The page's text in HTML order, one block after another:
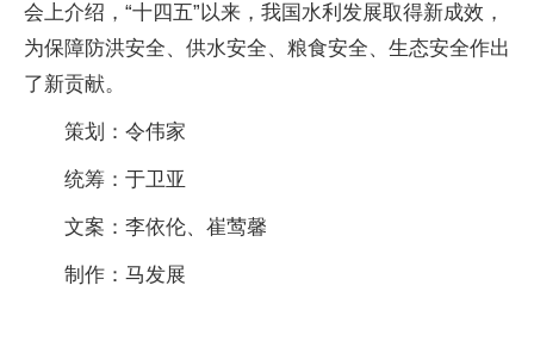
会上介绍，“十四五”以来，我国水利发展取得新成效，
为保障防洪安全、供水安全、粮食安全、生态安全作出
了新贡献。
策划：令伟家
统筹：于卫亚
文案：李依伦、崔莺馨
制作：马发展